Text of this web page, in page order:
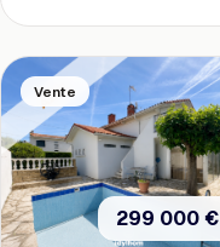
Vente
299 000 €